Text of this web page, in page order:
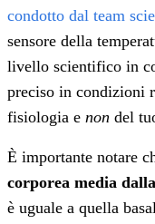
condotto dal team
sensore della
livello scientifico in
preciso in condizioni
fisiologia e non del
È importante notare
corporea media
è uguale a quella